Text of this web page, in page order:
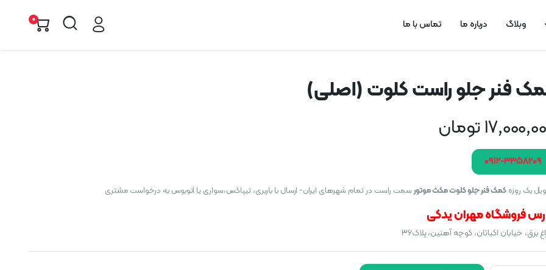
وبلاگ درباره ما تماس با ما 0
فنر جلو راست کلوت (اصلی)
تومان
۰۹۱۲-۳۳۵۸۲۰۹
یک روزهکمک فنر جلو کلوت مکث موتورسمت راست در تمام شهرهای ایران- ارسال با باربری، تیپاکس،سواری یا اتوبوس به درخواست مشتری
فروشگاه مهران یدکی
برق، خیابان اکباتان، کوچه آهنین، پلاک۳۶